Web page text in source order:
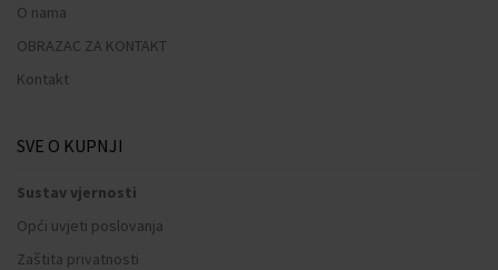
O nama
OBRAZAC ZA KONTAKT
Kontakt
SVE O KUPNJI
Sustav vjernosti
Opći uvjeti poslovanja
Zaštita privatnosti